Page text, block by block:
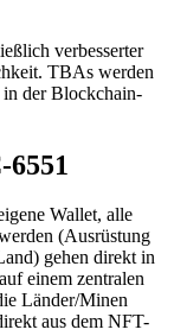
verbesserter
TBAs werden
der Blockchain-
Wallet, alle
(Ausrüstung
gehen direkt in
einem zentralen
Länder/Minen
aus dem NFT-